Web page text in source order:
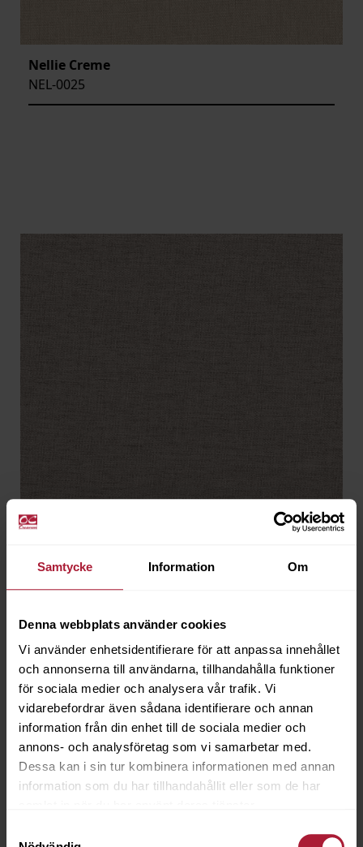
Samtycke Information Om
Denna webbplats använder cookies
Vi använder enhetsidentifierare för att anpassa innehållet
och annonserna till användarna, tillhandahålla funktioner
för sociala medier och analysera vår trafik. Vi
vidarebefordrar även sådana identifierare och annan
information från din enhet till de sociala medier och
annons- och analysföretag som vi samarbetar med.
Dessa kan i sin tur kombinera informationen med annan
information som du har tillhandahållit eller som de har
Nellie Creme
NEL-0025
Nellie Hemp
NEL-0027